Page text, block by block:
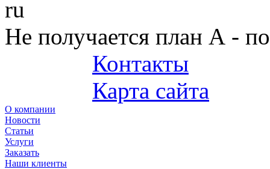
ru
Не получается план А -
Контакты
Карта сайта
О компании
Новости
Статьи
Услуги
Заказать
Наши клиенты